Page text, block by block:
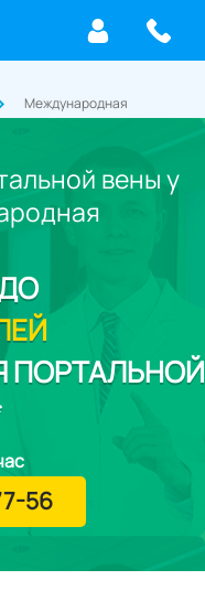
Международная
вены у
ПОРТАЛЬНОЙ
56